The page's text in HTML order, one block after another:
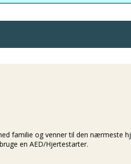
familie og venner til den nærmeste
en AED/Hjertestarter.